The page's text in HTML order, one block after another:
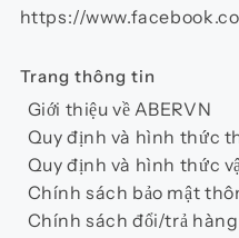
https://
Trang thông tin
Giới thiệu về ABERVN
Quy định và hình thức
Quy định và hình thức
Chính sách bảo mật
Chính sách đổi/trả